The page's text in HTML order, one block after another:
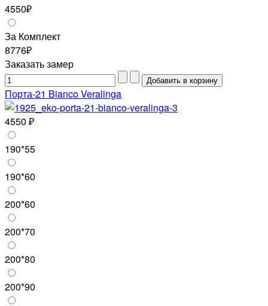
4550₽
За Комплект
8776₽
Заказать замер
Порта-21 Bianco Veralinga
4550 ₽
190*55
190*60
200*60
200*70
200*80
200*90